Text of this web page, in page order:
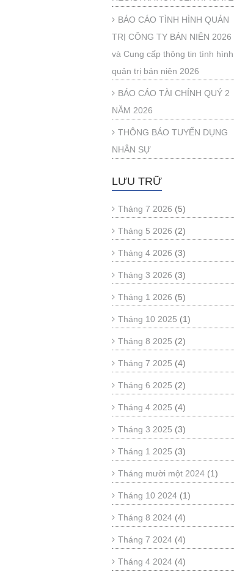
BÁO CÁO TÌNH HÌNH QUẢN
TRỊ CÔNG TY BÁN NIÊN 2026
và Cung cấp thông tin tình hình
quản trị bán niên 2026
BÁO CÁO TÀI CHÍNH QUÝ 2
NĂM 2026
THÔNG BÁO TUYỂN DỤNG
NHÂN SỰ
LƯU TRỮ
Tháng 7 2026 (5)
Tháng 5 2026 (2)
Tháng 4 2026 (3)
Tháng 3 2026 (3)
Tháng 1 2026 (5)
Tháng 10 2025 (1)
Tháng 8 2025 (2)
Tháng 7 2025 (4)
Tháng 6 2025 (2)
Tháng 4 2025 (4)
Tháng 3 2025 (3)
Tháng 1 2025 (3)
Tháng mười một 2024 (1)
Tháng 10 2024 (1)
Tháng 8 2024 (4)
Tháng 7 2024 (4)
Tháng 4 2024 (4)